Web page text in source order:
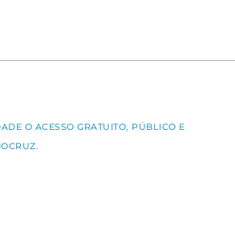
O ACESSO GRATUITO, PÚBLICO E